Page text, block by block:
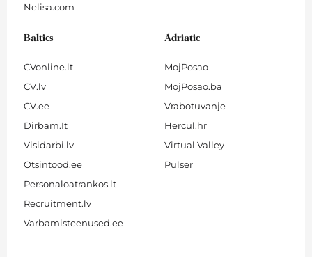
Nelisa.com
Baltics
CVonline.lt
CV.lv
CV.ee
Dirbam.It
Visidarbi.lv
Otsintood.ee
Personaloatrankos.lt
Recruitment.lv
Varbamisteenused.ee
Adriatic
MojPosao
MojPosao.ba
Vrabotuvanje
Hercul.hr
Virtual Valley
Pulser